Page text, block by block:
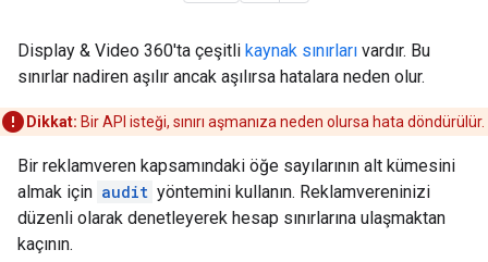
Display & Video 360'ta çeşitli kaynak sınırları vardır. Bu
sınırlar nadiren aşılır ancak aşılırsa hatalara neden olur.
Dikkat: Bir API isteği, sınırı aşmanıza neden olursa hata döndürülür.
Bir reklamveren kapsamındaki öğe sayılarının alt kümesini
almak için audit yöntemini kullanın. Reklamvereninizi
düzenli olarak denetleyerek hesap sınırlarına ulaşmaktan
kaçının.